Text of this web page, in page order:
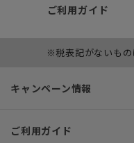
ご利用ガイド
※税表記がないもの
キャンペーン情報
ご利用ガイド